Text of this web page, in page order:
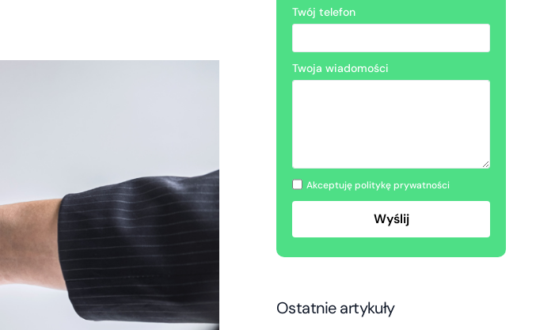
Twój telefon
Twoja wiadomości
Akceptuję politykę prywatności
Ostatnie artykuły